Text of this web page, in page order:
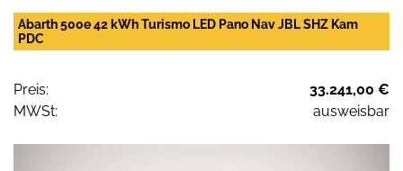
Abarth 500e 42 kWh Turismo LED Pano Nav JBL SHZ Kam
PDC
Preis:
33.241,00 €
MWSt:
ausweisbar